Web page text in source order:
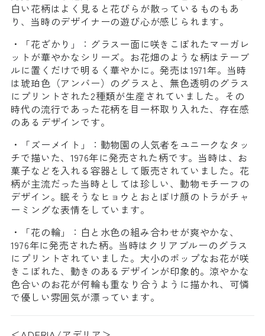
白い花柄はよく見ると花びらが散っているものもあ
り、当時のデザイナーの遊び心が感じられます。
・「花ざかり」：グラス一面に咲きこぼれたマーガレ
ットが華やかなシリーズ。お花畑のような柄はテーブ
ルに置くだけで明るく華やかに。発売は1971年。当時
は琥珀色（アンバー）のグラスと、無色透明のグラス
にプリントされた2種類が生産されていました。その
時代の流行であった花柄を目一杯取り入れた、存在感
のあるデザインです。
・「ズーメイト」：動物園の人気者をユニークなタッ
チで描いた、1976年に発売された柄です。当時は、お
菓子などを入れる容器として販売されていました。花
柄が主流だった当時としては珍しい、動物モチーフの
デザイン。眠そうなヒョウとおとぼけ顔のトラがチャ
ーミングな表情をしています。
・「花の輪」：白と水色の組み合わせが爽やかな、
1976年に発売された柄。当時はクリアブルーのグラス
にプリントされていました。大小のポップなお花が咲
きこぼれた、動きのあるデザインが印象的。涼やかな
色合いのお花が何輪も重なり合うように描かれ、可憐
で優しい雰囲気が漂っています。